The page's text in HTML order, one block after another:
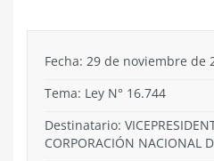
Fecha: 29 de noviembre de
Tema: Ley N° 16.744
Destinatario:
CORPORACIÓN NACIONAL